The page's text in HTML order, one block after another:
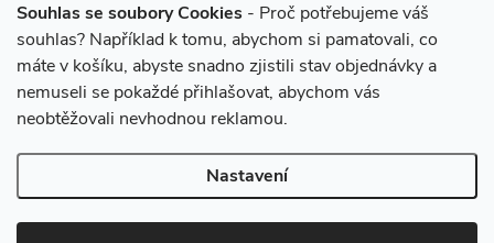
Souhlas se soubory Cookies - Proč potřebujeme váš
souhlas? Například k tomu, abychom si pamatovali, co
máte v košíku, abyste snadno zjistili stav objednávky a
nemuseli se pokaždé přihlašovat, abychom vás
neobtěžovali nevhodnou reklamou.
Nastavení
Instagram
e-cigarety.cz. Všechna práva vyhrazena.
nastavení cookies